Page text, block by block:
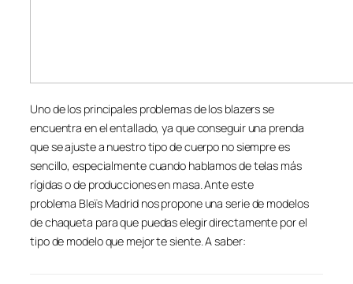
Uno de los principales problemas de los blazers se
encuentra en el entallado, ya que conseguir una prenda
que se ajuste a nuestro tipo de cuerpo no siempre es
sencillo, especialmente cuando hablamos de telas más
rígidas o de producciones en masa. Ante este
problema Bleïs Madrid nos propone una serie de modelos
de chaqueta para que puedas elegir directamente por el
tipo de modelo que mejor te siente. A saber: